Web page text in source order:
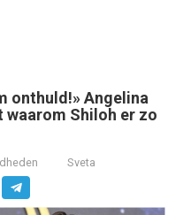
onthuld!» Angelina
Shiloh er zo
Sveta